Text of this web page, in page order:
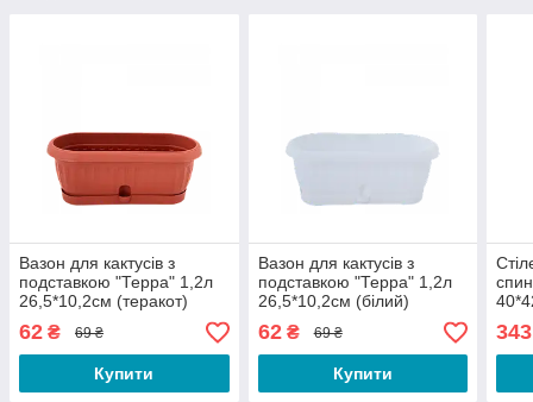
Вазон для кактусів з
подставкою "Терра" 1,2л
26,5*10,2см (теракот)
62 ₴ 69 ₴
Купити
Вазон для кактусів з
подставкою "Терра" 1,2л
26,5*10,2см (білий)
62₴ 69 ₴
Купити
343